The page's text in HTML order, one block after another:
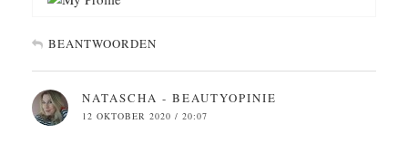
BEANTWOORDEN
NATASCHA - BEAUTYOPINIE
12 OKTOBER 2020 / 20:07